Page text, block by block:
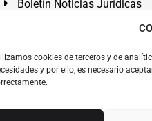
cookies de terceros y de
y por ello, es necesario
Boletín Noticias Jurídicas
Granadilla de Abona,
El Médano